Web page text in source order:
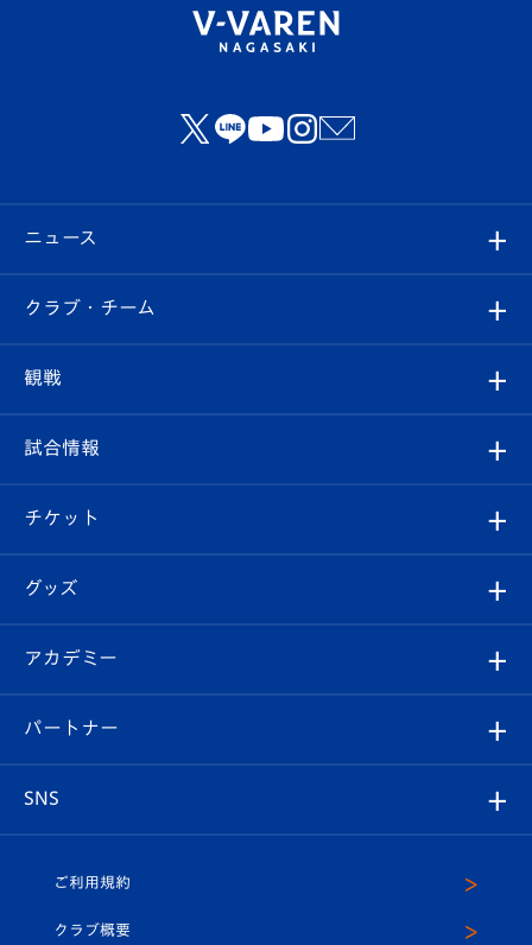
ニュース
すべて
クラブ
試合情報
チケット
イベント
メディア
ホームタウン
クラブ・チーム
クラブ概要
エンブレム紹介
スタッフプロフィール
マスコット紹介
観戦
観戦ルール
はじめての観戦ガイド
Revive Team
ヴィヴィくんの長崎おもてなしガイド
試合情報
試合日程/結果
フォトギャラリー
スタジアムグルメ
チケット
チケット
V-LOVERS（ファンクラブ）
プレイヤーズスイート
グッズ
オンラインショップ
店舗情報
アカデミー
育成からのお知らせ
U-18
パートナー
SNS
ヴィヴィくんインスタグラム
ご利用規約
クラブ概要